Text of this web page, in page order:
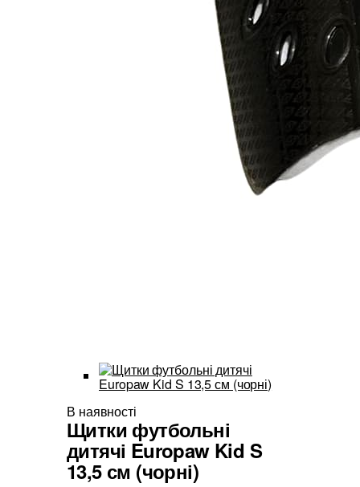
В наявності
Щитки футбольні
дитячі Europaw Kid S
13,5 см (чорні)